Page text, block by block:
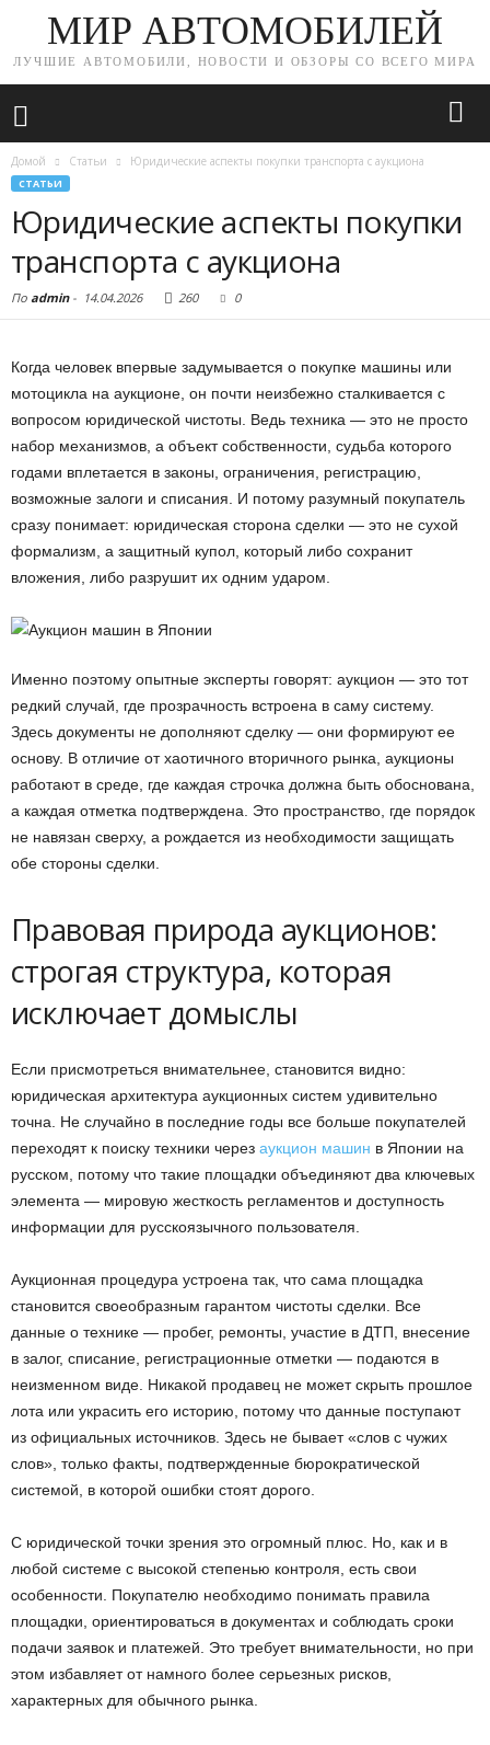
МИР АВТОМОБИЛЕЙ
ЛУЧШИЕ АВТОМОБИЛИ, НОВОСТИ И ОБЗОРЫ СО ВСЕГО МИРА
Домой Статьи Юридические аспекты покупки транспорта с аукциона
СТАТЬИ
Юридические аспекты покупки
транспорта с аукциона
По admin- 14.04.2026 260 0
Когда человек впервые задумывается о покупке машины или
мотоцикла на аукционе, он почти неизбежно сталкивается с
вопросом юридической чистоты. Ведь техника — это не просто
набор механизмов, а объект собственности, судьба которого
годами вплетается в законы, ограничения, регистрацию,
возможные залоги и списания. И потому разумный покупатель
сразу понимает: юридическая сторона сделки — это не сухой
формализм, а защитный купол, который либо сохранит
вложения, либо разрушит их одним ударом.
Именно поэтому опытные эксперты говорят: аукцион — это тот
редкий случай, где прозрачность встроена в саму систему.
Здесь документы не дополняют сделку — они формируют ее
основу. В отличие от хаотичного вторичного рынка, аукционы
работают в среде, где каждая строчка должна быть обоснована,
а каждая отметка подтверждена. Это пространство, где порядок
не навязан сверху, а рождается из необходимости защищать
обе стороны сделки.
Правовая природа аукционов:
строгая структура, которая
исключает домыслы
Если присмотреться внимательнее, становится видно:
юридическая архитектура аукционных систем удивительно
точна. Не случайно в последние годы все больше покупателей
переходят к поиску техники через аукцион машин в Японии на
русском, потому что такие площадки объединяют два ключевых
элемента — мировую жесткость регламентов и доступность
информации для русскоязычного пользователя.
Аукционная процедура устроена так, что сама площадка
становится своеобразным гарантом чистоты сделки. Все
данные о технике — пробег, ремонты, участие в ДТП, внесение
в залог, списание, регистрационные отметки — подаются в
неизменном виде. Никакой продавец не может скрыть прошлое
лота или украсить его историю, потому что данные поступают
из официальных источников. Здесь не бывает «слов с чужих
слов», только факты, подтвержденные бюрократической
системой, в которой ошибки стоят дорого.
С юридической точки зрения это огромный плюс. Но, как и в
любой системе с высокой степенью контроля, есть свои
особенности. Покупателю необходимо понимать правила
площадки, ориентироваться в документах и соблюдать сроки
подачи заявок и платежей. Это требует внимательности, но при
этом избавляет от намного более серьезных рисков,
характерных для обычного рынка.